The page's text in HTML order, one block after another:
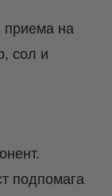
приема на
сол и
подпомага